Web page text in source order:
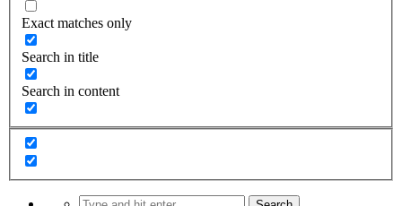
Exact matches only
Search in title
Search in content